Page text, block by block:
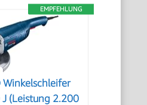
EMPFEHLUNG
Winkelschleifer
J (Leistung 2.200